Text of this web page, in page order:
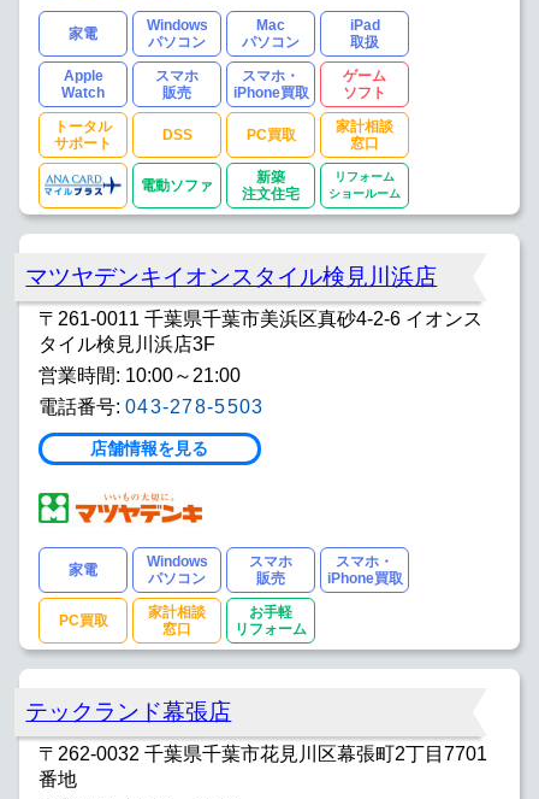
家電
Windows
パソコン
Mac
パソコン
iPad
取扱
Apple
Watch
スマホ
販売
スマホ・
iPhone買取
ゲーム
ソフト
トータル
サポート
DSS PC買取
家計相談
窓口
電動ソファ
新築
注文住宅
リフォーム
ショールーム
マツヤデンキイオンスタイル検見川浜店
〒261-0011 千葉県千葉市美浜区真砂4-2-6 イオンス
タイル検見川浜店3F
営業時間: 10:00～21:00
電話番号: 043-278-5503
店舗情報を見る
家電
Windows
パソコン
スマホ
販売
スマホ・
iPhone買取
PC買取
家計相談
窓口
お手軽
リフォーム
テックランド幕張店
〒262-0032 千葉県千葉市花見川区幕張町2丁目7701
番地